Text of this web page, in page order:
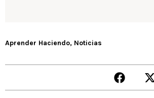
Aprender Haciendo, Noticias